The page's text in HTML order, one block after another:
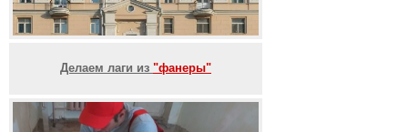
Делаем лаги из "фанеры"